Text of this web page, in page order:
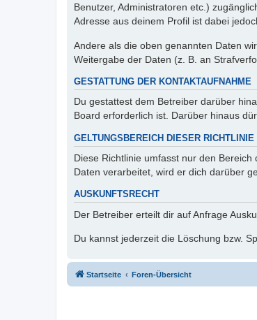
Benutzer, Administratoren etc.)
Adresse aus deinem Profil ist dabei
Andere als die oben genannten Daten
Weitergabe der Daten (z. B. an
GESTATTUNG DER KONTAKTAUFNAHME
Du gestattest dem Betreiber darüber
Board erforderlich ist. Darüber hinaus
GELTUNGSBEREICH DIESER RICHTLINIE
Diese Richtlinie umfasst nur den
Daten verarbeitet, wird er dich darüber
AUSKUNFTSRECHT
Der Betreiber erteilt dir auf Anfrage
Du kannst jederzeit die Löschung bzw.
Startseite Foren-Übersicht